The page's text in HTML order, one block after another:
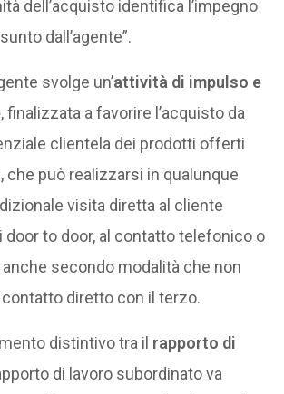
dell’acquisto identifica l’impegno
dall’agente”.
svolge un’attività di impulso e
, finalizzata a favorire l’acquisto da
clientela dei prodotti offerti
che può realizzarsi in qualunque
visita diretta al cliente
door to door, al contatto telefonico o
secondo modalità che non
diretto con il terzo.
distintivo tra il rapporto di
di lavoro subordinato va